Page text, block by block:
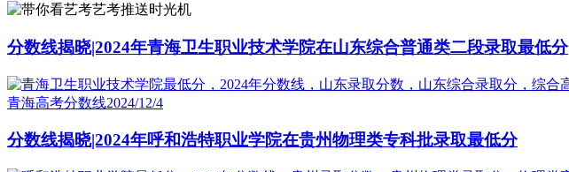
艺考推送时光机
分数线揭晓|2024年青海卫生职业技术学院在山东综合普通类二段录取最低分
青海高考分数线2024/12/4
分数线揭晓|2024年呼和浩特职业学院在贵州物理类专科批录取最低分